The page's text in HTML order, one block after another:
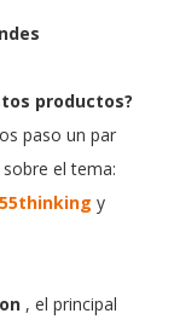
productos?
paso un par
el tema:
55thinking y
, el principal